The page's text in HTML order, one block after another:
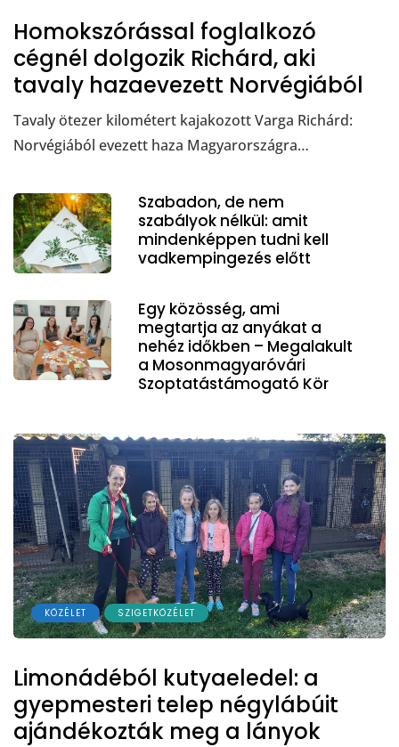
Homokszórással foglalkozó
cégnél dolgozik Richárd, aki
tavaly hazaevezett Norvégiából
Tavaly ötezer kilométert kajakozott Varga Richárd:
Norvégiából evezett haza Magyarországra…
Szabadon, de nem
szabályok nélkül: amit
mindenképpen tudni kell
vadkempingezés előtt
Egy közösség, ami
megtartja az anyákat a
nehéz időkben – Megalakult
a Mosonmagyaróvári
Szoptatástámogató Kör
KÖZÉLET SZIGETKÖZÉLET
Limonádéból kutyaeledel: a
gyepmesteri telep négylábúit
ajándékozták meg a lányok